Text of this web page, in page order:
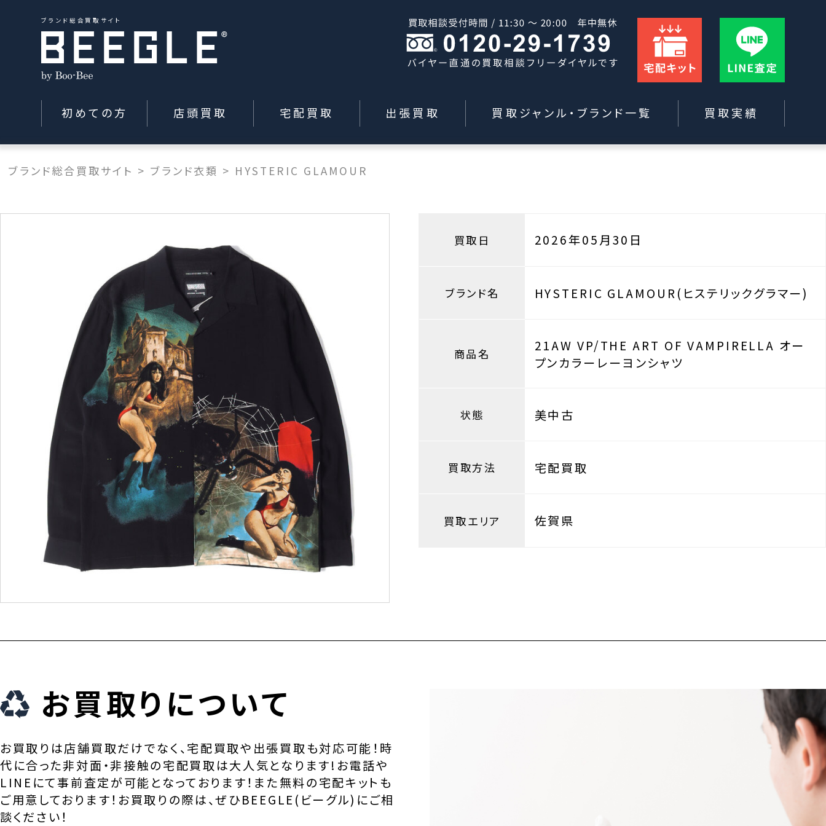
ブランド総合買取サイト
初めての方 店頭買取 宅配買取 出張買取 買取ジャンル・ブランド一覧 買取実績
ブランド総合買取サイト > ブランド衣類 > HYSTERIC GLAMOUR
買取日 2026年05月30日
ブランド名 HYSTERIC GLAMOUR(ヒステリックグラマー)
商品名
21AW VP/THE ART OF VAMPIRELLA オー
プンカラーレーヨンシャツ
状態 美中古
買取方法 宅配買取
買取エリア 佐賀県
お買取りについて
お買取りは店舗買取だけでなく、宅配買取や出張買取も対応可能！時
代に合った非対面・非接触の宅配買取は大人気となります!お電話や
LINEにて事前査定が可能となっております！また無料の宅配キットも
ご用意しております！お買取りの際は、ぜひBEEGLE(ビーグル)にご相
談ください！